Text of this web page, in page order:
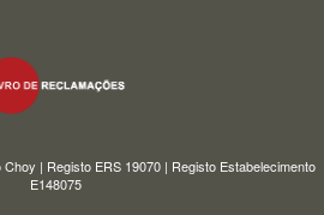
| Registo ERS 19070 | Registo Estabelecimento
E148075